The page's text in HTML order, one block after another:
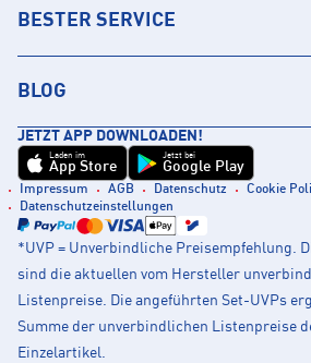
BESTER SERVICE
BLOG
JETZT APP DOWNLOADEN!
Laden im
App Store
Jetzt bei
Google Play
Impressum AGB Datenschutz
Cookie
Datenschutzeinstellungen
*UVP = Unverbindliche Preisempfehlung.
sind die aktuellen vom Hersteller
Listenpreise. Die angeführten Set-UVPs
Summe der unverbindlichen Listenpreise
Einzelartikel.